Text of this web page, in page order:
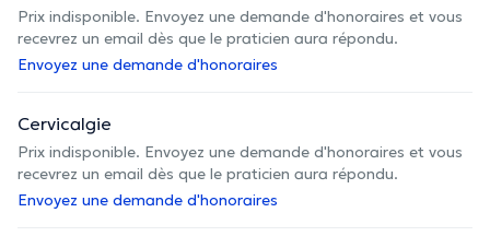
Prix indisponible. Envoyez une demande d'honoraires et vous
recevrez un email dès que le praticien aura répondu.
Envoyez une demande d'honoraires
Cervicalgie
Prix indisponible. Envoyez une demande d'honoraires et vous
recevrez un email dès que le praticien aura répondu.
Envoyez une demande d'honoraires